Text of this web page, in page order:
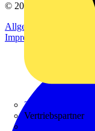
Zumtobel
Vertriebspartner
Adalbert
© 2002-
Voltimum
Allgemeine
Impressum